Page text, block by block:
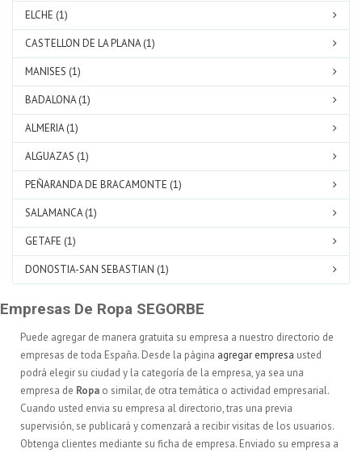
ELCHE (1)
CASTELLON DE LA PLANA (1)
MANISES (1)
BADALONA (1)
ALMERIA (1)
ALGUAZAS (1)
PEÑARANDA DE BRACAMONTE (1)
SALAMANCA (1)
GETAFE (1)
DONOSTIA-SAN SEBASTIAN (1)
Empresas De Ropa SEGORBE
Puede agregar de manera gratuita su empresa a nuestro directorio de
empresas de toda España. Desde la página agregar empresa usted
podrá elegir su ciudad y la categoría de la empresa, ya sea una
empresa de Ropa o similar, de otra temática o actividad empresarial.
Cuando usted envia su empresa al directorio, tras una previa
supervisión, se publicará y comenzará a recibir visitas de los usuarios.
Obtenga clientes mediante su ficha de empresa. Enviado su empresa a